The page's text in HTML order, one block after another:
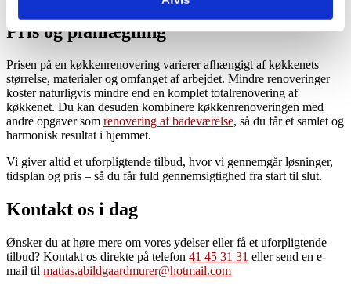
Pris og planlægning
Prisen på en køkkenrenovering varierer afhængigt af køkkenets
størrelse, materialer og omfanget af arbejdet. Mindre renoveringer
koster naturligvis mindre end en komplet totalrenovering af
køkkenet. Du kan desuden kombinere køkkenrenoveringen med
andre opgaver som renovering af badeværelse, så du får et samlet og
harmonisk resultat i hjemmet.
Vi giver altid et uforpligtende tilbud, hvor vi gennemgår løsninger,
tidsplan og pris – så du får fuld gennemsigtighed fra start til slut.
Kontakt os i dag
Ønsker du at høre mere om vores ydelser eller få et uforpligtende
tilbud? Kontakt os direkte på telefon 41 45 31 31 eller send en e-
mail til matias.abildgaardmurer@hotmail.com